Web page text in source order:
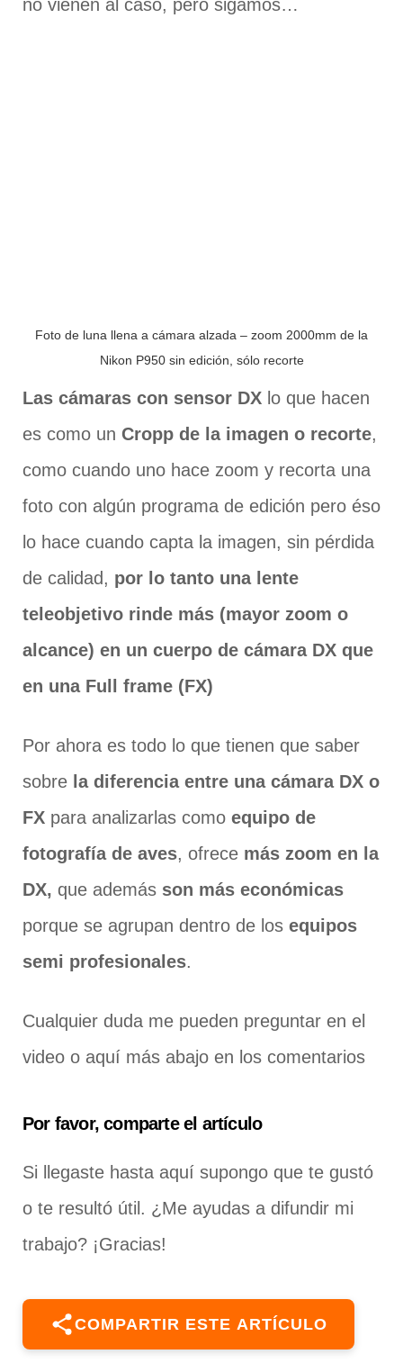
no vienen al caso, pero sigamos…
Foto de luna llena a cámara alzada – zoom 2000mm de la
Nikon P950 sin edición, sólo recorte
Las cámaras con sensor DX lo que hacen
es como un Cropp de la imagen o recorte,
como cuando uno hace zoom y recorta una
foto con algún programa de edición pero éso
lo hace cuando capta la imagen, sin pérdida
de calidad, por lo tanto una lente
teleobjetivo rinde más (mayor zoom o
alcance) en un cuerpo de cámara DX que
en una Full frame (FX)
Por ahora es todo lo que tienen que saber
sobre la diferencia entre una cámara DX o
FX para analizarlas como equipo de
fotografía de aves, ofrece más zoom en la
DX, que además son más económicas
porque se agrupan dentro de los equipos
semi profesionales.
Cualquier duda me pueden preguntar en el
video o aquí más abajo en los comentarios
Por favor, comparte el artículo
Si llegaste hasta aquí supongo que te gustó
o te resultó útil. ¿Me ayudas a difundir mi
trabajo? ¡Gracias!
COMPARTIR ESTE ARTÍCULO